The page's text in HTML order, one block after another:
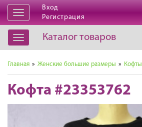
Открыть
навигацию
Вход
Регистрация
Открыть
навигацию
Каталог товаров
Главная » Женские большие размеры » Кофты
Кофта #23353762